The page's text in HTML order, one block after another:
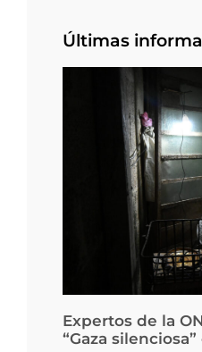
Últimas
Expertos de la
“Gaza